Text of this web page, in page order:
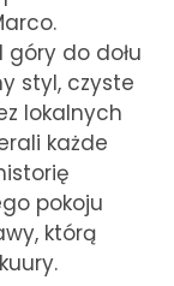
do dołu
styl, czyste
lokalnych
każde
pokoju
którą